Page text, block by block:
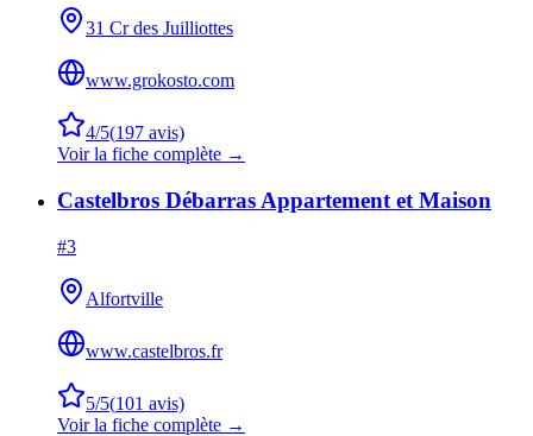
31 Cr des Juilliottes
www.grokosto.com
4/5(197 avis)
Voir la fiche complète →
Castelbros Débarras Appartement et Maison
#3
Alfortville
www.castelbros.fr
5/5(101 avis)
Voir la fiche complète →